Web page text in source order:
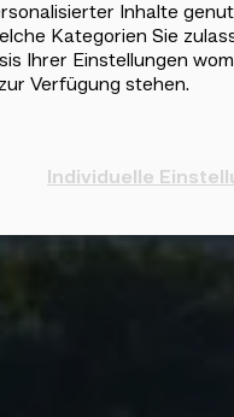
Inhalte
Kategorien Sie
Ihrer Einstellungen
Verfügung stehen.
Individuelle